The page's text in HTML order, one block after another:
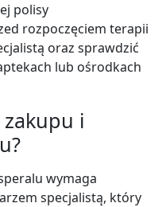
polisy
rozpoczęciem terapii
oraz sprawdzić
lub ośrodkach
zakupu i
wymaga
specjalistą, który